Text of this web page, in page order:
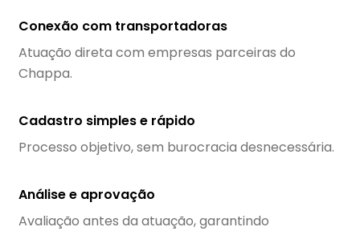
Conexão com transportadoras
Atuação direta com empresas parceiras do
Chappa.
Cadastro simples e rápido
Processo objetivo, sem burocracia desnecessária.
Análise e aprovação
Avaliação antes da atuação, garantindo